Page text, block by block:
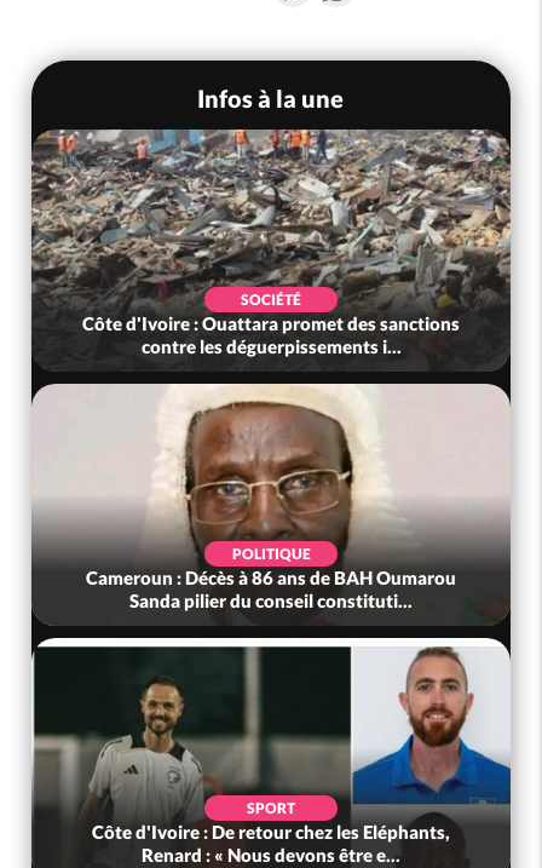
Infos à la une
SOCIÉTÉ
Côte d'Ivoire : Ouattara promet des sanctions
contre les déguerpissements i...
POLITIQUE
Cameroun : Décès à 86 ans de BAH Oumarou
Sanda pilier du conseil constituti...
SPORT
Côte d'Ivoire : De retour chez les Eléphants,
Renard : « Nous devons être e...